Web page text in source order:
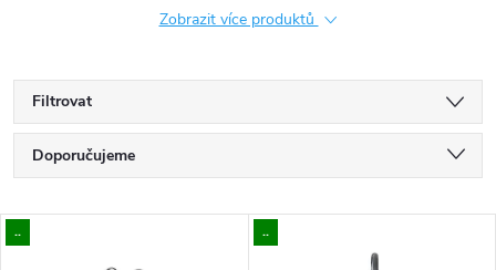
Zobrazit více produktů
Filtrovat
Ř
a
Doporučujeme
V
.. ..